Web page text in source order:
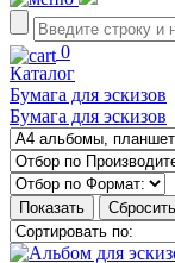
0
Каталог
Бумага для эскизов
Бумага для эскизов